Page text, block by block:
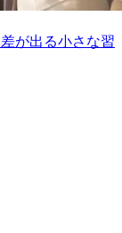
が出る小さな習